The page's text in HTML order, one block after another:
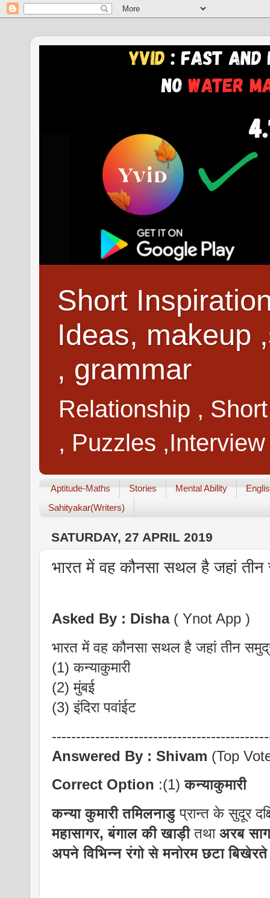
Short
Ideas, makeup
, grammar
Relationship ,
, Puzzles
Aptitude-Maths Stories Mental Ability
Sahityakar(Writers)
SATURDAY, 27 APRIL 2019
भारत में वह कौनसा सथल है जहां तीन
Asked By : Disha ( Ynot App )
भारत में वह कौनसा सथल है जहां तीन
(1) कन्याकुमारी
(2) मुंबई
(3) इंदिरा पवांईट
Answered By : Shivam (Top
Correct Option :(1)कन्याकुमारी
कन्या कुमारी तमिलनाडुप्रान्त के सुदूर
महासागर, बंगाल की खाड़ीतथा अरब
अपने विभिन्न रंगो से मनोरम छटा